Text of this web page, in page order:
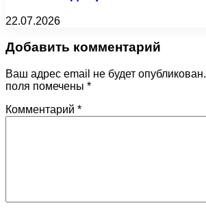
22.07.2026
Добавить комментарий
Ваш адрес email не будет опубликован.
поля помечены *
Комментарий *